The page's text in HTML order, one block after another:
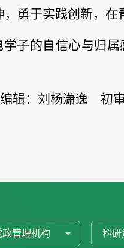
勇于实践创新，在
子的自信心与归
辑：刘杨潇逸 初
政管理机构 科研